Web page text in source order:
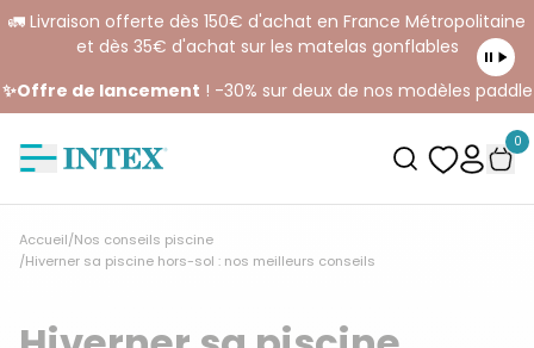
🚛 Livraison offerte dès 150€ d'achat en France Métropolitaine
et dès 35€ d'achat sur les matelas gonflables
✨Offre de lancement ! -30% sur deux de nos modèles paddle
0
Accueil/Nos conseils piscine
/Hiverner sa piscine hors-sol : nos meilleurs conseils